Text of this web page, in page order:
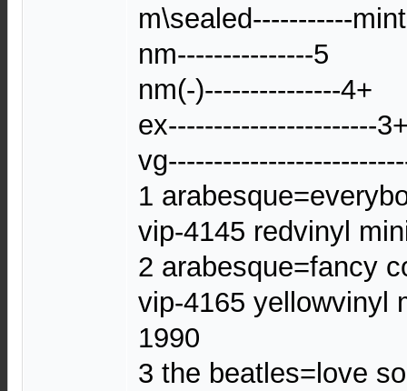
m\sealed-----------mint
nm---------------5
nm(-)---------------4+
ex-----------------------
1
vip-4145 redvinyl
2 arabesque=fancy
vip-4165 yellowvinyl
1990
3 the beatles=love